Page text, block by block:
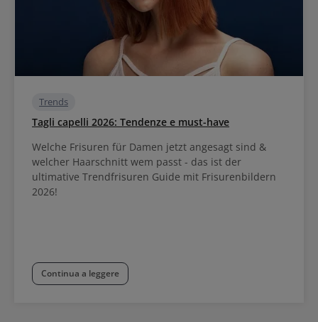
Trends
Tagli capelli 2026: Tendenze e must-have
Welche Frisuren für Damen jetzt angesagt sind &
welcher Haarschnitt wem passt - das ist der
ultimative Trendfrisuren Guide mit Frisurenbildern
2026!
Continua a leggere